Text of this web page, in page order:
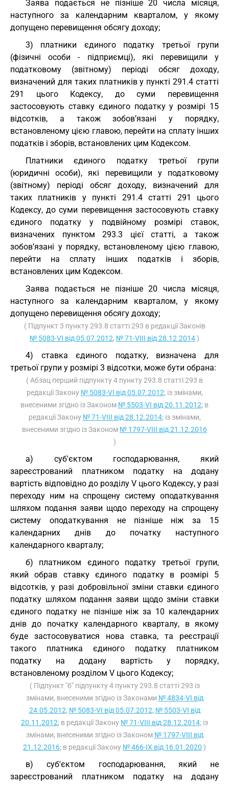
Заява подається не пізніше 20 числа місяця,
наступного за календарним кварталом, у якому
допущено перевищення обсягу доходу;
3) платники єдиного податку третьої групи
(фізичні особи - підприємці), які перевищили у
податковому (звітному) періоді обсяг доходу,
визначений для таких платників у пункті 291.4 статті
291 цього Кодексу, до суми перевищення
застосовують ставку єдиного податку у розмірі 15
відсотків, а також зобов’язані у порядку,
встановленому цією главою, перейти на сплату інших
податків і зборів, встановлених цим Кодексом.
Платники єдиного податку третьої групи
(юридичні особи), які перевищили у податковому
(звітному) періоді обсяг доходу, визначений для
таких платників у пункті 291.4 статті 291 цього
Кодексу, до суми перевищення застосовують ставку
єдиного податку у подвійному розмірі ставок,
визначених пунктом 293.3 цієї статті, а також
зобов’язані у порядку, встановленому цією главою,
перейти на сплату інших податків і зборів,
встановлених цим Кодексом.
Заява подається не пізніше 20 числа місяця,
наступного за календарним кварталом, у якому
допущено перевищення обсягу доходу;
( Підпункт 3 пункту 293.8 статті 293 в редакції Законів
№ 5083-VI від 05.07.2012, № 71-VIII від 28.12.2014)
4) ставка єдиного податку, визначена для
третьої групи у розмірі 3 відсотки, може бути обрана:
( Абзац перший підпункту 4 пункту 293.8 статті 293 в
редакції Закону № 5083-VI від 05.07.2012; із змінами,
внесеними згідно із Законом № 5503-VI від 20.11.2012; в
редакції Закону № 71-VIII від 28.12.2014; із змінами,
внесеними згідно із Законом № 1797-VIII від 21.12.2016
)
а) суб'єктом господарювання, який
зареєстрований платником податку на додану
вартість відповідно до розділу V цього Кодексу, у разі
переходу ним на спрощену систему оподаткування
шляхом подання заяви щодо переходу на спрощену
систему оподаткування не пізніше ніж за 15
календарних днів до початку наступного
календарного кварталу;
б) платником єдиного податку третьої групи,
який обрав ставку єдиного податку в розмірі 5
відсотків, у разі добровільної зміни ставки єдиного
податку шляхом подання заяви щодо зміни ставки
єдиного податку не пізніше ніж за 10 календарних
днів до початку календарного кварталу, в якому
буде застосовуватися нова ставка, та реєстрації
такого платника єдиного податку платником
податку на додану вартість у порядку,
встановленому розділом V цього Кодексу;
( Підпункт "б" підпункту 4 пункту 293.8 статті 293 із
змінами, внесеними згідно із Законами № 4834-VI від
24.05.2012, № 5083-VI від 05.07.2012, № 5503-VI від
20.11.2012; в редакції Закону № 71-VIII від 28.12.2014; із
змінами, внесеними згідно із Законом № 1797-VIII від
21.12.2016; в редакції Закону № 466-IX від 16.01.2020 )
в) суб'єктом господарювання, який не
зареєстрований платником податку на додану